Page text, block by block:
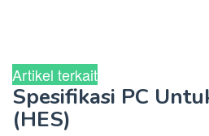
Artikel terkait
Spesifikasi PC
(HES)